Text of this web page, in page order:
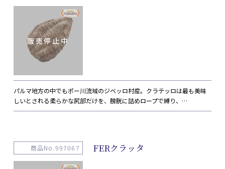
パルマ地方の中でもポー川流域のジベッロ村産。クラテッロは最も美味
しいとされる柔らかな尻部だけを、膀胱に詰めロープで縛り、…
商品No.997067 FERクラッタ